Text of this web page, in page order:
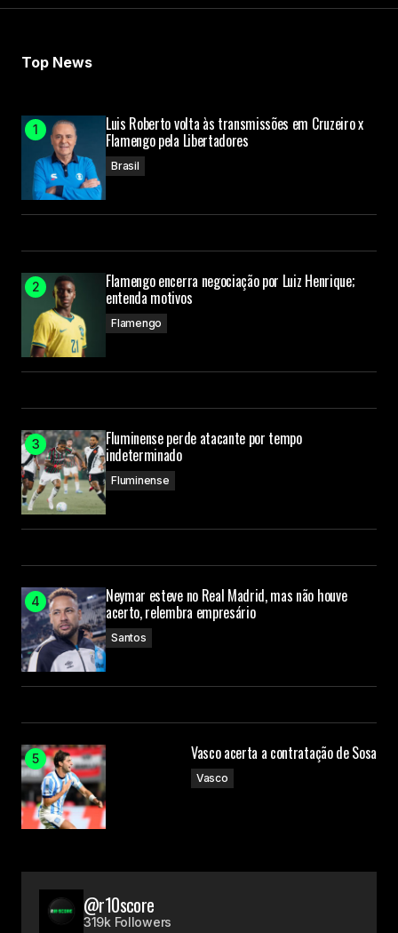
Top News
Luis Roberto volta às transmissões em Cruzeiro x
Flamengo pela Libertadores
Brasil
Flamengo encerra negociação por Luiz Henrique;
entenda motivos
Flamengo
Fluminense perde atacante por tempo
indeterminado
Fluminense
Neymar esteve no Real Madrid, mas não houve
acerto, relembra empresário
Santos
Vasco acerta a contratação de Sosa
Vasco
@r10score
319k Followers